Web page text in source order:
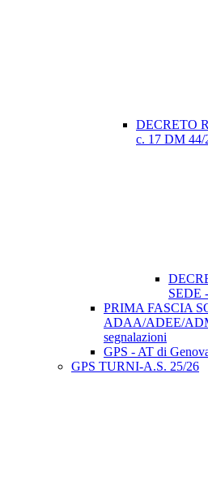
DECRETO
c. 17 DM 44/
SEDE
PRIMA FASCIA
ADAA/ADEE/
segnalazioni
GPS - AT di
GPS TURNI-A.S. 25/26